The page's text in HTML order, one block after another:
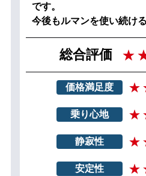
です。
今後もルマンを使い続け
総合評価
価格満足度
乗り心地
静寂性
安定性